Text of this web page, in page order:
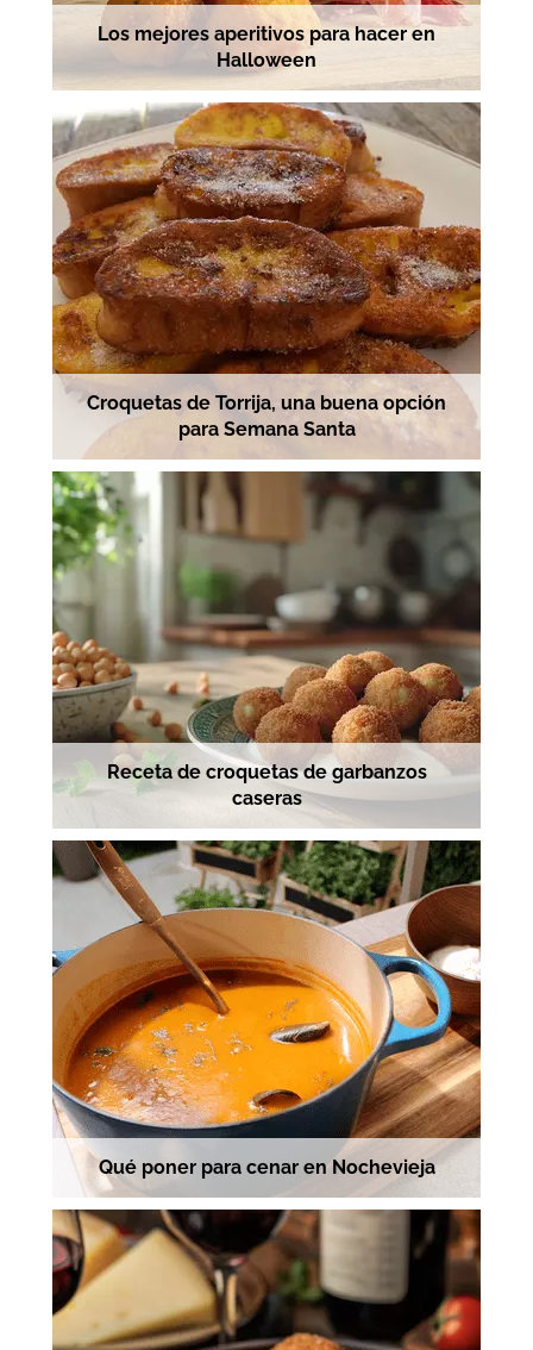
Los mejores aperitivos para hacer en
Halloween
Croquetas de Torrija, una buena opción
para Semana Santa
Receta de croquetas de garbanzos
caseras
Qué poner para cenar en Nochevieja